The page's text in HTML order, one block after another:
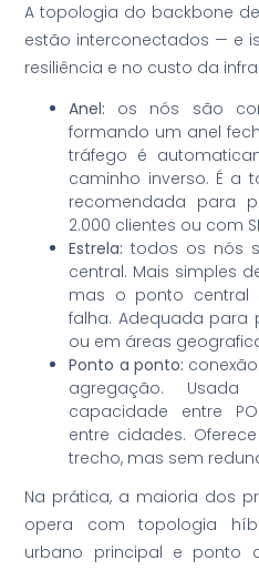
A topologia do backbone
estão interconectados — e
resiliência e no custo da
Anel: os nós são
formando um anel
tráfego é
caminho inverso. É a
recomendada para
2.000 clientes ou com
Estrela: todos os nós
central. Mais simples
mas o ponto central
falha. Adequada para
ou em áreas
Ponto a ponto:
agregação.
capacidade entre
entre cidades.
trecho, mas sem
Na prática, a maioria dos
opera com topologia
urbano principal e ponto